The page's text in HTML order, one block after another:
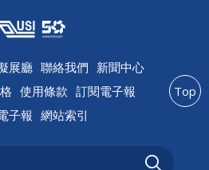
展廳 聯絡我們 新聞中心
使用條款 訂閱電子報
子報 網站索引
Top